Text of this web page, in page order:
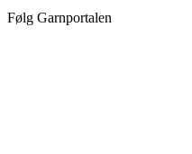
Følg Garnportalen